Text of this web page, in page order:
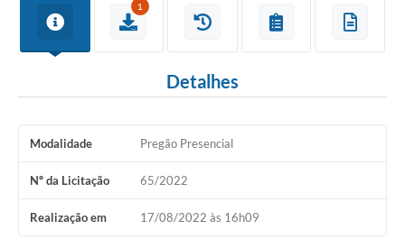
1
Detalhes
Modalidade Pregão Presencial
Nº da Licitação 65/2022
Realização em 17/08/2022 às 16h09